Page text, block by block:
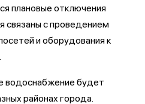
плановые отключения
связаны с проведением
и оборудования к
водоснабжение будет
районах города.